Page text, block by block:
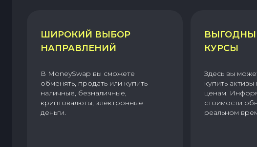
ШИРОКИЙ ВЫБОР
НАПРАВЛЕНИЙ
В MoneySwap вы сможете
обменять, продать или купить
наличные, безналичные,
криптовалюты, электронные
деньги.
КУРСЫ
Здесь вы
купить
ценам.
стоимости
реальном